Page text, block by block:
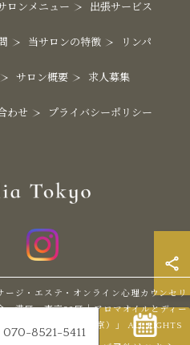
070-8521-5411
ロンメニュー 出張サービス
当サロンの特徴 リンパ
サロン概要 求人募集
わせ プライバシーポリシー
ジ・エステ・オンライン心理カウンセリ
・港区・東京23区｜アロマオイルとディー
Tokyo（カメリア東京）」 ALL RIGHTS